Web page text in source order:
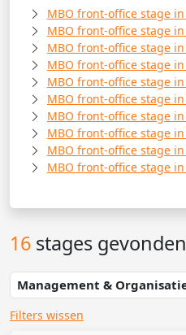
MBO front-office stage
MBO front-office stage
MBO front-office stage
MBO front-office stage
MBO front-office stage
MBO front-office stage
MBO front-office stage
MBO front-office stage
MBO front-office stage in
MBO front-office stage
16 stages gevonden
Management &
Filters wissen